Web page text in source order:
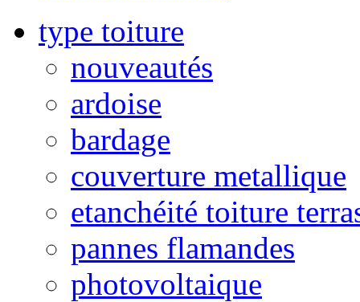
type toiture
nouveautés
ardoise
bardage
couverture metallique
etanchéité toiture
pannes flamandes
photovoltaique